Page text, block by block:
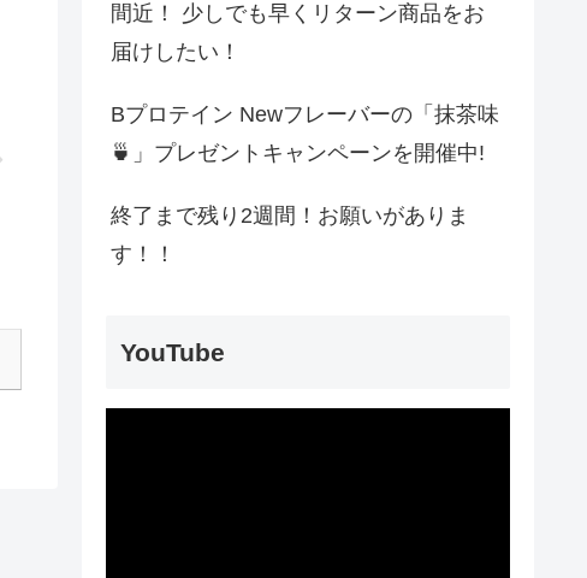
間近！ 少しでも早くリターン商品をお
届けしたい！
Bプロテイン Newフレーバーの「抹茶味
🍵」プレゼントキャンペーンを開催中!
終了まで残り2週間！お願いがありま
す！！
YouTube